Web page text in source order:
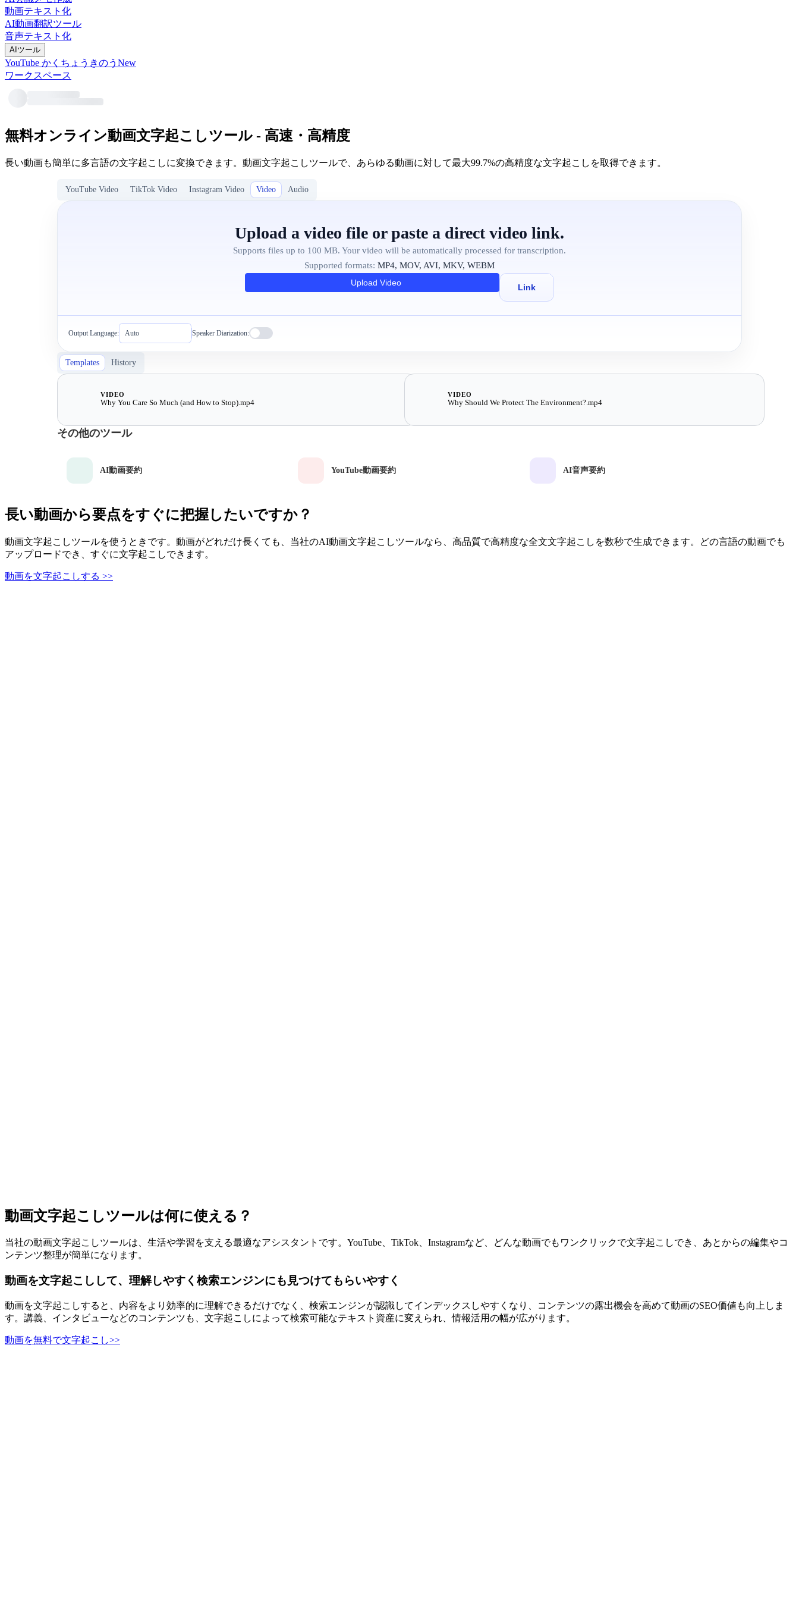
動画テキスト化
AI動画翻訳ツール
音声テキスト化
AIツール
YouTube かくちょうきのう New
ワークスペース
無料オンライン動画文字起こしツール - 高速・高精度
長い動画も簡単に多言語の文字起こしに変換できます。動画文字起こしツールで、あらゆる動画に対して最大99.7%の高精度な文字起こしを取得できます。
YouTube Video TikTok Video Instagram Video Video Audio
Upload a video file or paste a direct video link.
Supports files up to 100 MB. Your video will be automatically processed for transcription.
Supported formats: MP4, MOV, AVI, MKV, WEBM
Upload Video
Link
Output Language: Auto Speaker Diarization:
Templates History
VIDEO
Why You Care So Much (and How to Stop).mp4
VIDEO
Why Should We Protect The Environment?.mp4
その他のツール
AI動画要約 YouTube動画要約 AI音声要約
長い動画から要点をすぐに把握したいですか？
動画文字起こしツールを使うときです。動画がどれだけ長くても、当社のAI動画文字起こしツールなら、高品質で高精度な全文文字起こしを数秒で生成できます。どの言語の動画でも
アップロードでき、すぐに文字起こしできます。
動画を文字起こしする >>
動画文字起こしツールは何に使える？
当社の動画文字起こしツールは、生活や学習を支える最適なアシスタントです。YouTube、TikTok、Instagramなど、どんな動画でもワンクリックで文字起こしでき、あとからの編集やコ
ンテンツ整理が簡単になります。
動画を文字起こしして、理解しやすく検索エンジンにも見つけてもらいやすく
動画を文字起こしすると、内容をより効率的に理解できるだけでなく、検索エンジンが認識してインデックスしやすくなり、コンテンツの露出機会を高めて動画のSEO価値も向上しま
す。講義、インタビューなどのコンテンツも、文字起こしによって検索可能なテキスト資産に変えられ、情報活用の幅が広がります。
動画を無料で文字起こし>>